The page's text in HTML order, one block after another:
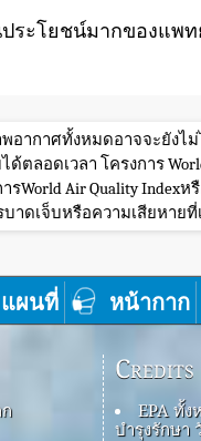
ระโยชน์มากของแพ
ากาศทั้งหมดอาจจะยังไ
ลอดเวลา โครงการ
World Air Quality
บาดเจ็บหรือความเสียหา
แผนที่ หน้ากาก
Credits
EPA ทั้
บำรุงรักษา